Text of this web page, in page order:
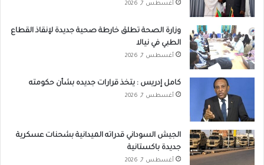
أغسطس 7, 2026
وزارة الصحة تطلق خارطة صحية جديدة لإنقاذ القطاع
الطبي في نيالا
أغسطس 7, 2026
كامل إدريس : يتخذ قرارات جديده بشأن حكومته
أغسطس 7, 2026
الجيش السوداني قدراته الميدانية بشحنات عسكرية
جديدة باكستانية
أغسطس 7, 2026